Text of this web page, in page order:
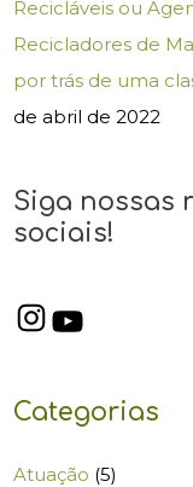
Recicláveis ou
Recicladores de
por trás de uma
de abril de 2022
Siga nossas
sociais!
Categorias
Atuação (5)